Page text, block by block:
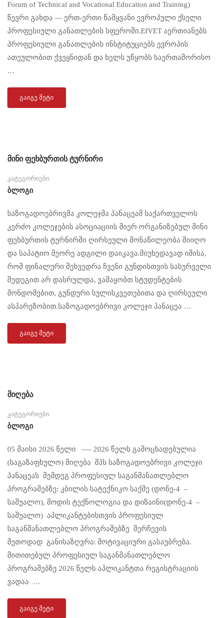
Forum of Technical and Vocational Education and Training)
წევრი გახდა — ერთ-ერთი წამყვანი ევროპული ქსელი
პროფესიული განათლების სფეროში.EfVET აერთიანებს
პროფესიული განათლების ინსტიტუციებს ევროპის
ათეულობით ქვეყნიდან და ხელს უწყობს საერთაშორისო
…
ᲒᲐᲘᲒᲔ ᲛᲔᲢᲘ
მინი ფეხბურთის ტურნირი
კატეგორიები
Ბლოგი
საზოგადოებრივმა კოლეჯმა პანაცეამ საქართველოს
კერძო კოლეჯების ასოციაციის მიერ ორგანიზებულ მინი
ფეხბურთის ტურნირში ღირსეული მონაწილეობა მიიღო
და საპატიო მეორე ადგილი დაიკავა.მიუხედავად იმისა,
რომ ფინალური შეხვედრა ჩვენი გუნდისთვის სასურველი
შედეგით არ დასრულდა, ვამაყობთ სტუდენტების
მონდომებით, გუნდური სულისკვეთებითა და ღირსეული
ასპარეზობით.საზოგადოებრივი კოლეჯი პანაცეა …
ᲒᲐᲘᲒᲔ ᲛᲔᲢᲘ
მიღება
კატეგორიები
Ბლოგი
05 მაისი 2026 წელი —- 2026 წელს გამოცხადებულია
(საგაზაფხულო) მიღება შპს საზოგადოებრივი კოლეჯი
პანაცეას შემდეგ პროფესიულ საგანმანათლებლო
პროგრამებზე: კბილის სატექნიკო საქმე (დონე-4 –
საშუალო), მოდის ტექნოლოგია და დიზაინი(დონე-4 –
საშუალო) აპლიკანტებისთვის პროფესიულ
საგანმანათლებლო პროგრამებზე შერჩევის
მეთოდად განისაზღვრა: მოტივაციური გასაუბრება.
მითითებულ პროფესიულ საგანმანათლებლო
პროგრამებზე 2026 წელს აპლიკანტთა რეგისტრაციის
ვადაა …
ᲒᲐᲘᲒᲔ ᲛᲔᲢᲘ